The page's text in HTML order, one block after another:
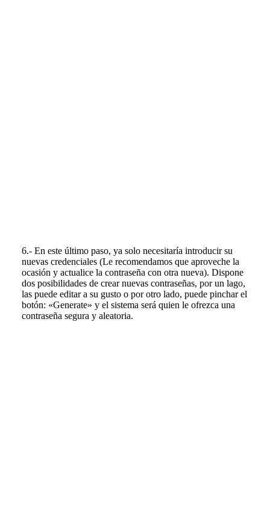
6.- En este último paso, ya solo necesitaría introducir su
nuevas credenciales (Le recomendamos que aproveche la
ocasión y actualice la contraseña con otra nueva). Dispone
dos posibilidades de crear nuevas contraseñas, por un lago,
las puede editar a su gusto o por otro lado, puede pinchar el
botón: «Generate» y el sistema será quien le ofrezca una
contraseña segura y aleatoria.